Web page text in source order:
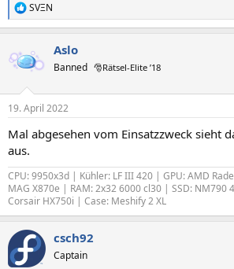
R
e
k
t
e
:
SVΞN
Aslo
Banned 🎅Rätsel-Elite ’18
19. April 2022
Mal abgesehen vom Einsatzzweck sieht
aus.
CPU: 9950x3d | Kühler: LF III 420 | GPU: AMD
MAG X870e | RAM: 2x32 6000 cl30 | SSD:
Corsair HX750i | Case: Meshify 2 XL
csch92
Captain